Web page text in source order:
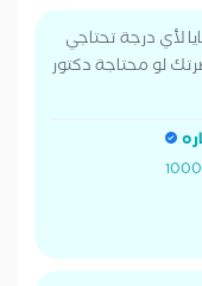
درجة تحتاجي
لو محتاجة دكتور
1000